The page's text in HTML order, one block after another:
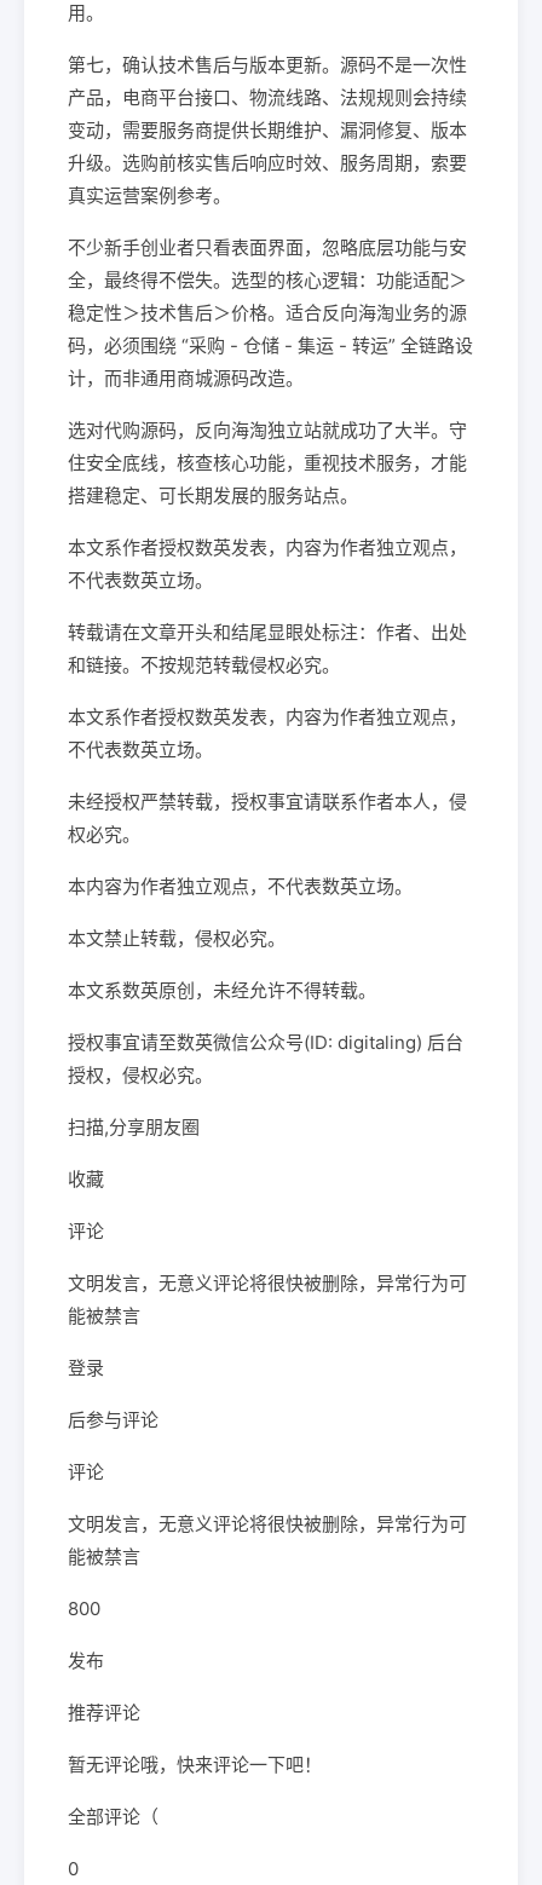
用。
第七，确认技术售后与版本更新。源码不是一次性
产品，电商平台接口、物流线路、法规规则会持续
变动，需要服务商提供长期维护、漏洞修复、版本
升级。选购前核实售后响应时效、服务周期，索要
真实运营案例参考。
不少新手创业者只看表面界面，忽略底层功能与安
全，最终得不偿失。选型的核心逻辑：功能适配＞
稳定性＞技术售后＞价格。适合反向海淘业务的源
码，必须围绕 “采购 - 仓储 - 集运 - 转运” 全链路设
计，而非通用商城源码改造。
选对代购源码，反向海淘独立站就成功了大半。守
住安全底线，核查核心功能，重视技术服务，才能
搭建稳定、可长期发展的服务站点。
本文系作者授权数英发表，内容为作者独立观点，
不代表数英立场。
转载请在文章开头和结尾显眼处标注：作者、出处
和链接。不按规范转载侵权必究。
本文系作者授权数英发表，内容为作者独立观点，
不代表数英立场。
未经授权严禁转载，授权事宜请联系作者本人，侵
权必究。
本内容为作者独立观点，不代表数英立场。
本文禁止转载，侵权必究。
本文系数英原创，未经允许不得转载。
授权事宜请至数英微信公众号(ID: digitaling) 后台
授权，侵权必究。
扫描,分享朋友圈
收藏
评论
文明发言，无意义评论将很快被删除，异常行为可
能被禁言
登录
后参与评论
评论
文明发言，无意义评论将很快被删除，异常行为可
能被禁言
800
发布
推荐评论
暂无评论哦，快来评论一下吧！
全部评论（
0